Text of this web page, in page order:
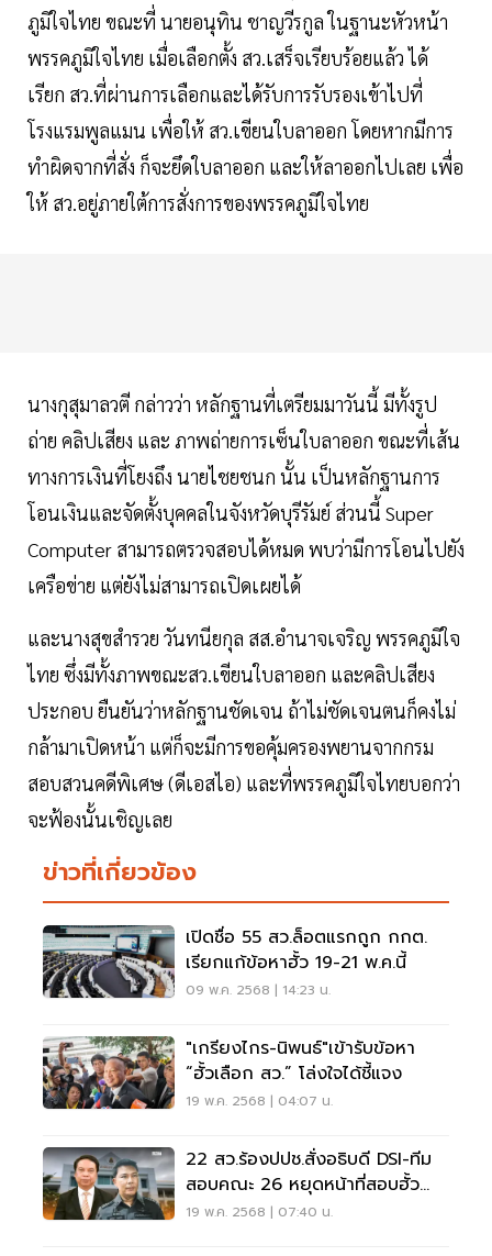
ภูมิใจไทย ขณะที่ นายอนุทิน ชาญวีรกูล ในฐานะหัวหน้า
พรรคภูมิใจไทย เมื่อเลือกตั้ง สว.เสร็จเรียบร้อยแล้ว ได้
เรียก สว.ที่ผ่านการเลือกและได้รับการรับรองเข้าไปที่
โรงแรมพูลแมน เพื่อให้ สว.เขียนใบลาออก โดยหากมีการ
ทำผิดจากที่สั่ง ก็จะยึดใบลาออก และให้ลาออกไปเลย เพื่อ
ให้ สว.อยู่ภายใต้การสั่งการของพรรคภูมิใจไทย
นางกุสุมาลวตี กล่าวว่า หลักฐานที่เตรียมมาวันนี้ มีทั้งรูป
ถ่าย คลิปเสียง และ ภาพถ่ายการเซ็นใบลาออก ขณะที่เส้น
ทางการเงินที่โยงถึง นายไชยชนก นั้น เป็นหลักฐานการ
โอนเงินและจัดตั้งบุคคลในจังหวัดบุรีรัมย์ ส่วนนี้ Super
Computer สามารถตรวจสอบได้หมด พบว่ามีการโอนไปยัง
เครือข่าย แต่ยังไม่สามารถเปิดเผยได้
และนางสุขสำรวย วันทนียกุล สส.อำนาจเจริญ พรรคภูมิใจ
ไทย ซึ่งมีทั้งภาพขณะสว.เขียนใบลาออก และคลิปเสียง
ประกอบ ยืนยันว่าหลักฐานชัดเจน ถ้าไม่ชัดเจนตนก็คงไม่
กล้ามาเปิดหน้า แต่ก็จะมีการขอคุ้มครองพยานจากกรม
สอบสวนคดีพิเศษ (ดีเอสไอ) และที่พรรคภูมิใจไทยบอกว่า
จะฟ้องนั้นเชิญเลย
ข่าวที่เกี่ยวข้อง
เปิดชื่อ 55 สว.ล็อตแรกถูก กกต.
เรียกแก้ข้อหาฮั้ว 19-21 พ.ค.นี้
09 พ.ค. 2568 | 14:23 น.
"เกรียงไกร-นิพนธ์"เข้ารับข้อหา
“ฮั้วเลือก สว.” โล่งใจได้ชี้แจง
19 พ.ค. 2568 | 04:07 น.
22 สว.ร้องปปช.สั่งอธิบดี DSI-ทีม
สอบคณะ 26 หยุดหน้าที่สอบฮั้ว
สว.
19 พ.ค. 2568 | 07:40 น.